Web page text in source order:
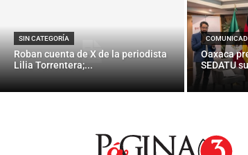
SIN CATEGORÍA
Roban cuenta de X de la periodista
Lilia Torrentera;...
Oaxaca
SEDATU